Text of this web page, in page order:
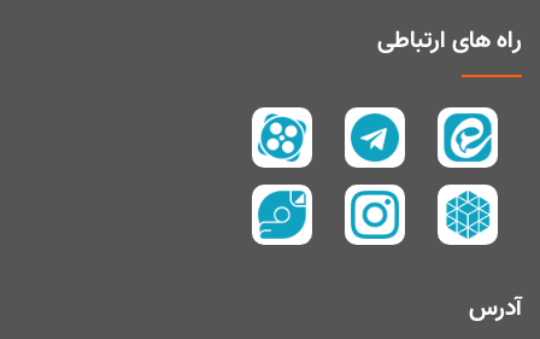
پیامبر امّی (صلی الله علیه و آله و سلم)
تفسیر سورۀ کوثر
سال 1397
سال 1395
راه های ارتباطی
آدرس